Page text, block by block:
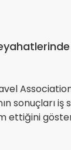
sonuçları
ettiğini